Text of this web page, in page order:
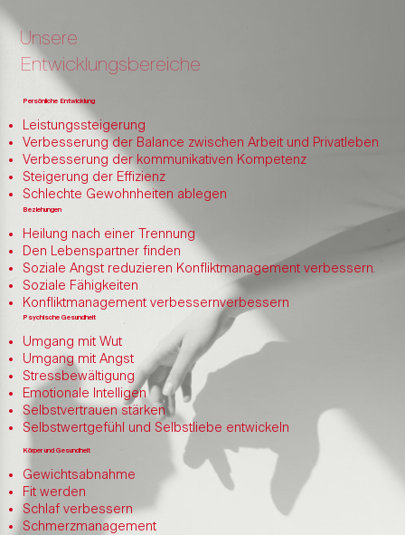
Persönliche Entwicklung
Leistungssteigerung
Verbesserung der Balance zwischen Arbeit und Privatleben
Verbesserung der kommunikativen Kompetenz
Steigerung der Effizienz
Schlechte Gewohnheiten ablegen
Beziehungen
Heilung nach einer Trennung
Den Lebenspartner finden
Soziale Angst reduzieren Konfliktmanagement verbessern
Soziale Fähigkeiten
Konfliktmanagement verbessernverbessern
Psychische Gesundheit
Umgang mit Wut
Umgang mit Angst
Stressbewältigung
Emotionale Intelligen
Selbstvertrauen stärken
Selbstwertgefühl und Selbstliebe entwickeln
Körper und Gesundheit
Gewichtsabnahme
Fit werden
Schlaf verbessern
Schmerzmanagement
Unsere
Entwicklungsbereiche